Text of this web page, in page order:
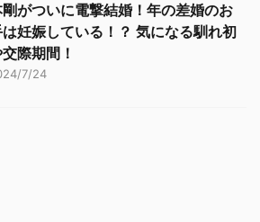
がついに電撃結婚！年の差婚のお
妊娠している！？ 気になる馴れ初
際期間！
7/24